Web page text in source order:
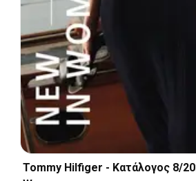
Tommy Hilfiger - Kατάλογος 8/